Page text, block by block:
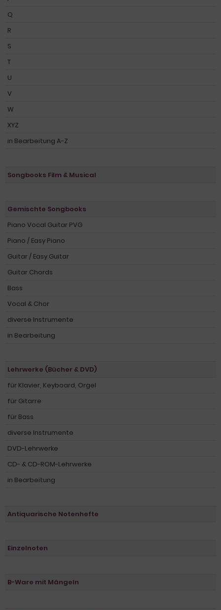
Q
R
S
T
U
V
W
XYZ
in Bearbeitung A-Z
Songbooks Film & Musical
Gemischte Songbooks
Piano Vocal Guitar PVG
Piano / Easy Piano
Guitar / Easy Guitar
Guitar Chords
Bass
Vocal & Chor
diverse Instrumente
in Bearbeitung
Lehrwerke (Bücher & DVD)
für Klavier, Keyboard, Orgel
für Gitarre
für Bass
diverse Instrumente
DVD-Lehrwerke
CD- & CD-ROM-Lehrwerke
in Bearbeitung
Antiquarische Notenhefte
Einzelnoten
B-Ware mit Mängeln